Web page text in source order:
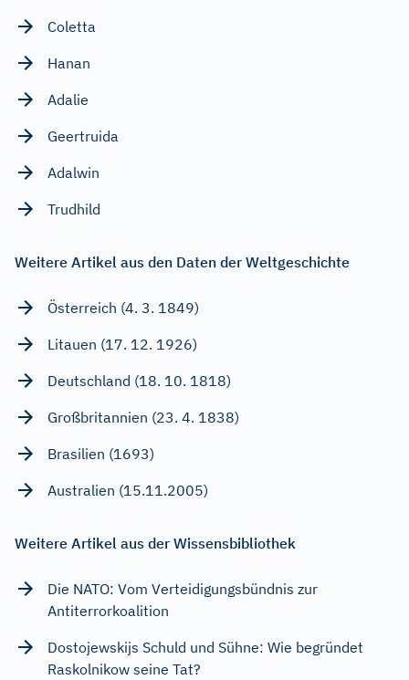
Coletta
Hanan
Adalie
Geertruida
Adalwin
Trudhild
Weitere Artikel aus den Daten der Weltgeschichte
Österreich (4. 3. 1849)
Litauen (17. 12. 1926)
Deutschland (18. 10. 1818)
Großbritannien (23. 4. 1838)
Brasilien (1693)
Australien (15.11.2005)
Weitere Artikel aus der Wissensbibliothek
Die NATO: Vom Verteidigungsbündnis zur
Antiterrorkoalition
Dostojewskijs Schuld und Sühne: Wie begründet
Raskolnikow seine Tat?